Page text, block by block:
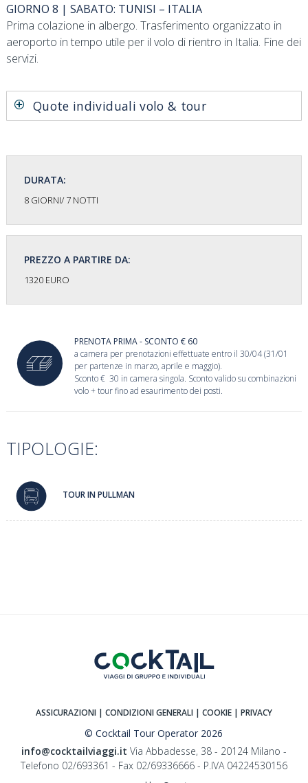
GIORNO 8 | SABATO: TUNISI – ITALIA
Prima colazione in albergo. Trasferimento organizzato in
aeroporto in tempo utile per il volo di rientro in Italia. Fine dei
servizi.
Quote individuali volo & tour
DURATA:
8 GIORNI/ 7 NOTTI
PREZZO A PARTIRE DA:
1320 EURO
PRENOTA PRIMA - SCONTO € 60
a camera per prenotazioni effettuate entro il 30/04 (31/01
per partenze in marzo, aprile e maggio).
Sconto € 30 in camera singola. Sconto valido su combinazioni
volo + tour fino ad esaurimento dei posti.
TIPOLOGIE:
TOUR IN PULLMAN
ASSICURAZIONI | CONDIZIONI GENERALI | COOKIE | PRIVACY
© Cocktail Tour Operator 2026
info@cocktailviaggi.it Via Abbadesse, 38 - 20124 Milano -
Telefono 02/693361 - Fax 02/69336666 - P.IVA 04224530156